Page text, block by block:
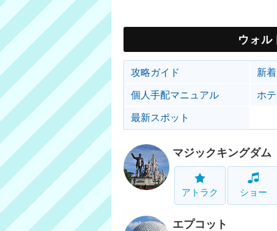
ウォル
攻略ガイド 新
個人手配マニュアル
ホ
最新スポット
マジックキングダム
アトラク ショー
エプコット